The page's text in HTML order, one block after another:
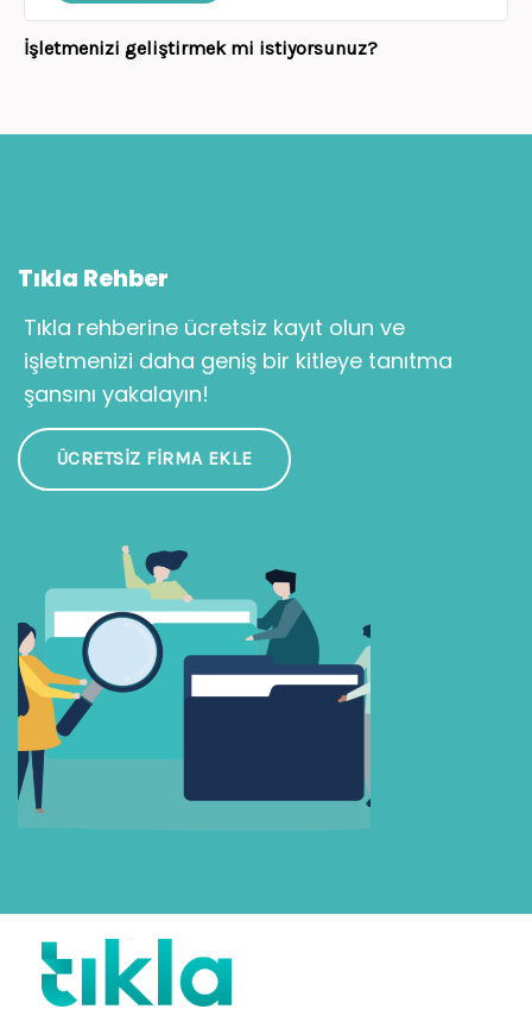
İşletmenizi geliştirmek mi istiyorsunuz?
Tıkla Rehber
Tıkla rehberine ücretsiz kayıt olun ve
işletmenizi daha geniş bir kitleye tanıtma
şansını yakalayın!
ÜCRETSIZ FIRMA EKLE
Beni Hatırla
Parolanızı mı unuttunuz?